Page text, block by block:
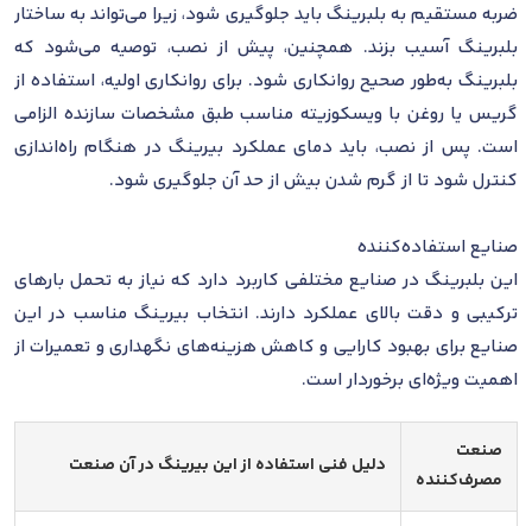
ضربه مستقیم به بلبرینگ باید جلوگیری شود، زیرا می‌تواند به ساختار
بلبرینگ آسیب بزند. همچنین، پیش از نصب، توصیه می‌شود که
بلبرینگ به‌طور صحیح روانکاری شود. برای روانکاری اولیه، استفاده از
گریس یا روغن با ویسکوزیته مناسب طبق مشخصات سازنده الزامی
است. پس از نصب، باید دمای عملکرد بیرینگ در هنگام راه‌اندازی
کنترل شود تا از گرم شدن بیش از حد آن جلوگیری شود.
صنایع استفاده‌کننده
این بلبرینگ در صنایع مختلفی کاربرد دارد که نیاز به تحمل بارهای
ترکیبی و دقت بالای عملکرد دارند. انتخاب بیرینگ مناسب در این
صنایع برای بهبود کارایی و کاهش هزینه‌های نگهداری و تعمیرات از
اهمیت ویژه‌ای برخوردار است.
صنعت
مصرف‌کننده
دلیل فنی استفاده از این بیرینگ در آن صنعت